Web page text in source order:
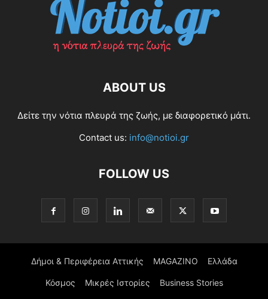
ABOUT US
Δείτε την νότια πλευρά της ζωής, με διαφορετικό μάτι.
Contact us: info@notioi.gr
FOLLOW US
Δήμοι & Περιφέρεια Αττικής MAGAZINO Ελλάδα
Κόσμος Μικρές Ιστορίες Business Stories